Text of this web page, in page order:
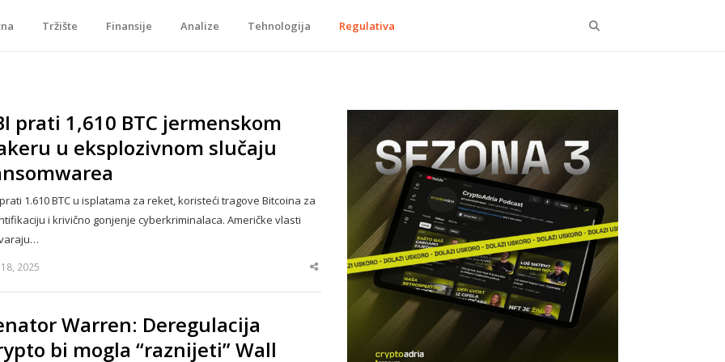
Tržište Finansije Analize Tehnologija Regulativa
prati 1,610 BTC jermenskom
u eksplozivnom slučaju
1.610 BTC u isplatama za reket, koristeći tragove Bitcoina za
i krivično gonjenje cyberkriminalaca. Američke vlasti
18, 2025
Share
Warren: Deregulacija
bi mogla “raznijeti” Wall